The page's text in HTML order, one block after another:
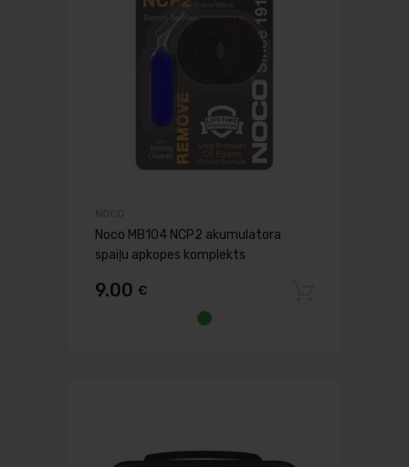
Noco MB104 NCP2 akumulatora
spaiļu apkopes komplekts
9.00 €